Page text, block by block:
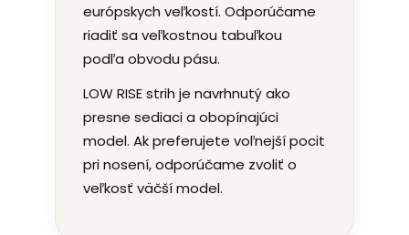
európskych veľkostí. Odporúčame
riadiť sa veľkostnou tabuľkou
podľa obvodu pásu.
LOW RISE strih je navrhnutý ako
presne sediaci a obopínajúci
model. Ak preferujete voľnejší pocit
pri nosení, odporúčame zvoliť o
veľkosť väčší model.